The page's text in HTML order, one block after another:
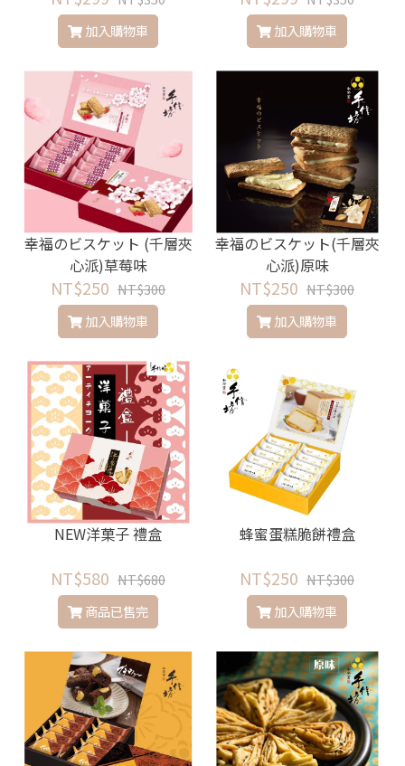
加入購物車
加入購物車
幸福のビスケット (千層夾
心派)草莓味
NT$250 NT$300
加入購物車
幸福のビスケット(千層夾
心派)原味
NT$250 NT$300
加入購物車
NEW洋菓子 禮盒
NT$580 NT$680
商品已售完
蜂蜜蛋糕脆餅禮盒
NT$250 NT$300
加入購物車